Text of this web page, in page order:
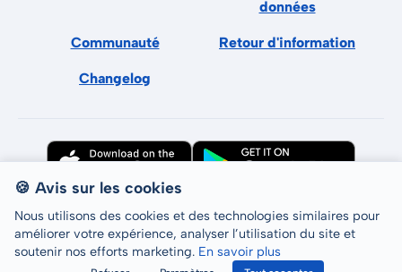
données
Communauté Retour d'information
Changelog
Tous droits réservés © LCP GmbH 2026
🍪 Avis sur les cookies
Nous utilisons des cookies et des technologies similaires pour
améliorer votre expérience, analyser l’utilisation du site et
soutenir nos efforts marketing. En savoir plus